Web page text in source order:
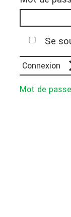
Se
Mot de